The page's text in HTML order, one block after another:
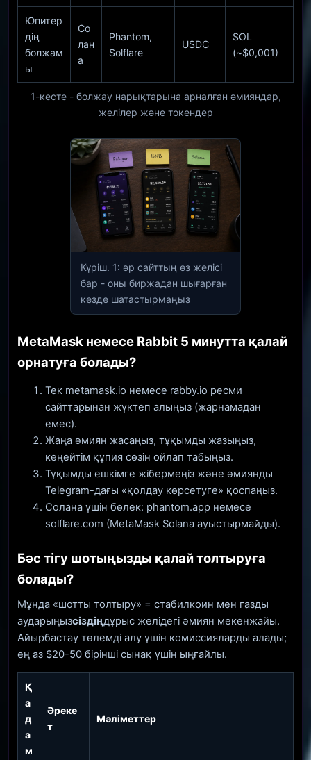
1-кесте - болжау нарықтарына арналған әмияндар,
желілер және токендер
Юпитер
дің
болжам
ы
Со
лан
а
Phantom,
Solflare
USDC
SOL
(~$0,001)
Күріш. 1: әр сайттың өз желісі
бар - оны биржадан шығарған
кезде шатастырмаңыз
MetaMask немесе Rabbit 5 минутта қалай
орнатуға болады?
Тек metamask.io немесе rabby.io ресми
сайттарынан жүктеп алыңыз (жарнамадан
емес).
Жаңа әмиян жасаңыз, тұқымды жазыңыз,
кеңейтім құпия сөзін ойлап табыңыз.
Тұқымды ешкімге жібермеңіз және әмиянды
Telegram-дағы «қолдау көрсетуге» қоспаңыз.
Солана үшін бөлек: phantom.app немесе
solflare.com (MetaMask Solana ауыстырмайды).
Бәс тігу шотыңызды қалай толтыруға
болады?
Мұнда «шотты толтыру» = стабилкоин мен газды
аударыңызсіздіңдұрыс желідегі әмиян мекенжайы.
Айырбастау төлемді алу үшін комиссияларды алады;
ең аз $20-50 бірінші сынақ үшін ыңғайлы.
Қ
а
д
а
м
Әреке
т
Мәліметтер